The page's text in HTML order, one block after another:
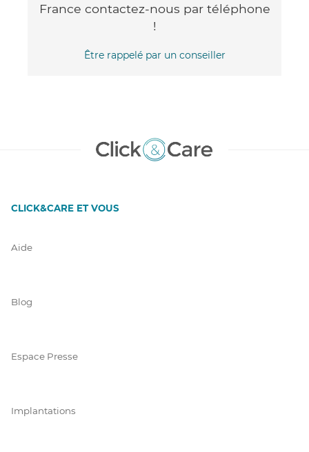
France contactez-nous par téléphone
!
Être rappelé par un conseiller
CLICK&CARE ET VOUS
Aide
Blog
Espace Presse
Implantations